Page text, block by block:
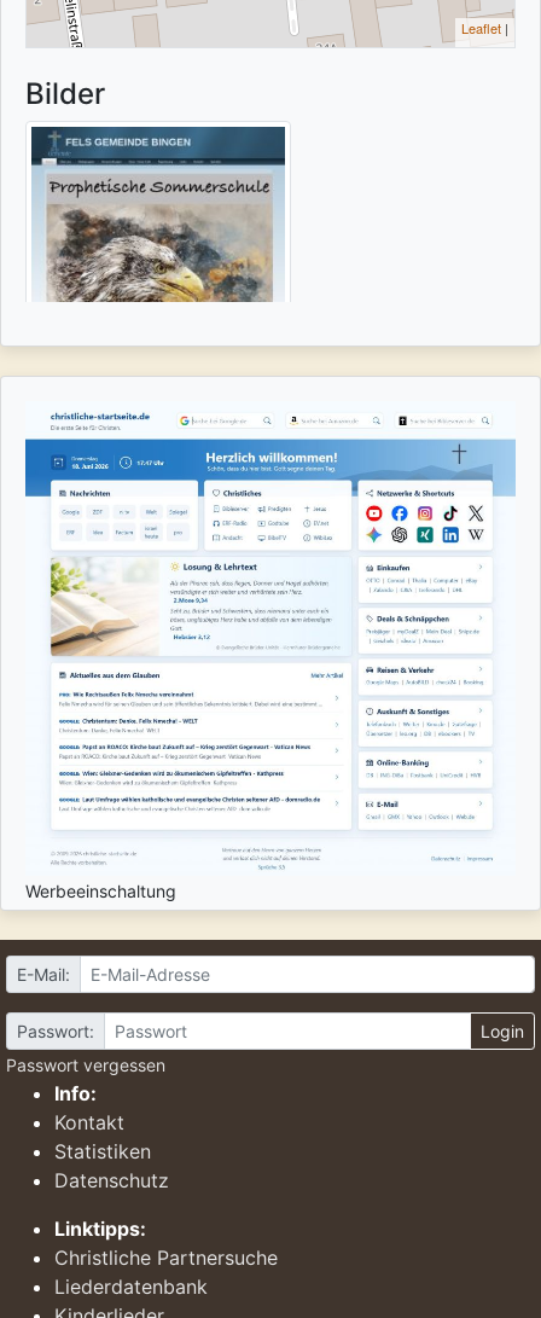
Leaflet |
Bilder
Werbeeinschaltung
E-Mail:
Passwort:
Login
Passwort vergessen
Info:
Kontakt
Statistiken
Datenschutz
Linktipps:
Christliche Partnersuche
Liederdatenbank